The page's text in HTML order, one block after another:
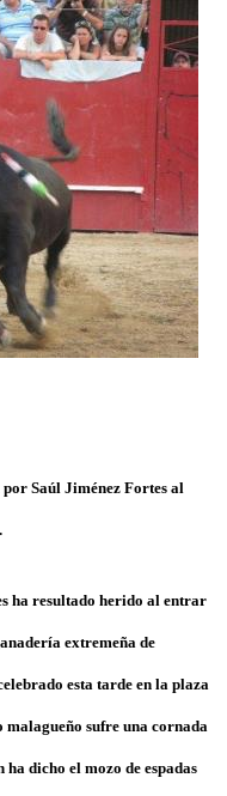
Saúl Jiménez Fortes al
ha resultado herido al entrar
extremeña de
esta tarde en la plaza
sufre una cornada
ha dicho el mozo de espadas